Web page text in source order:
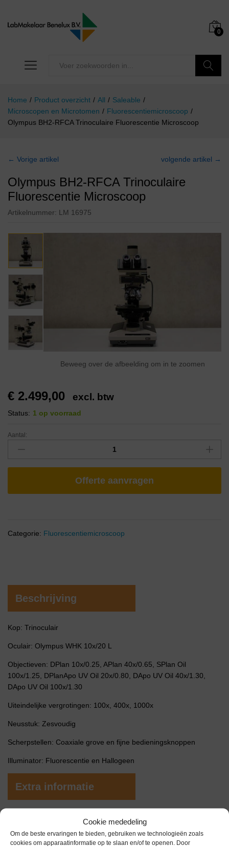
Cookie mededeling
Om de beste ervaringen te bieden, gebruiken we technologieën zoals
cookies om apparaatinformatie op te slaan en/of te openen. Door
0
Home / Product overzicht / All / Saleable /
Microscopen en Microtomen / Fluorescentiemicroscoop /
Olympus BH2-RFCA Trinoculaire Fluorescentie Microscoop
← Vorige artikel volgende artikel →
Olympus BH2-RFCA Trinoculaire
Fluorescentie Microscoop
Artikelnummer: LM 16975
Beweeg over de afbeelding om in te zoomen
€ 2.499,00 excl. btw
Status: 1 op voorraad
Aantal:
Offerte aanvragen
Categorie: Fluorescentiemicroscoop
Beschrijving
Kop: Trinoculair
Oculair: Olympus WHK 10x/20 L
Objectieven: DPlan 10x/0.25, APlan 40x/0.65, SPlan Oil
100x/1.25, DPlanApo UV Oil 20x/0.80, DApo UV Oil 40x/1.30,
DApo UV Oil 100x/1.30
Uiteindelijke vergrotingen: 100x, 400x, 1000x
Neusstuk: Zesvoudig
Scherpstellen: Coaxiale grove en fijne bedieningsknoppen
Illuminator: Fluorescentie en Hallogeen
Extra informatie
0,0 kg
Garantie 6 maanden